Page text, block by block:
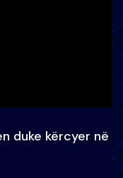
duke kërcyer në